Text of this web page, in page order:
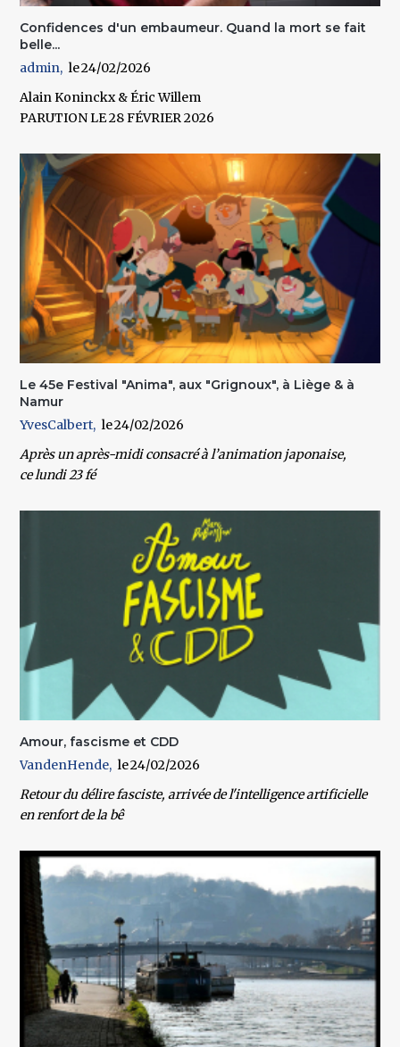
Confidences d'un embaumeur. Quand la mort se fait
belle...
admin
24/02/2026
Alain Koninckx & Éric Willem
PARUTION LE 28 FÉVRIER 2026
Le 45e Festival "Anima", aux "Grignoux", à Liège & à
Namur
YvesCalbert
24/02/2026
Après un après-midi consacré à l’animation japonaise,
celundi 23 fé
Amour, fascisme et CDD
VandenHende
24/02/2026
Retour du délire fasciste, arrivée de l'intelligence artificielle
en renfort de la bê